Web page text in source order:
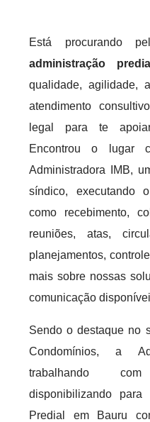
Está procurando
administração predial
qualidade, agilidade,
atendimento
legal para te
Encontrou o lugar
Administradora IMB,
síndico, executando
como recebimento,
reuniões, atas,
planejamentos,
mais sobre nossas
comunicação
Sendo o destaque no
Condomínios, a
trabalhando
disponibilizando para
Predial em Bauru